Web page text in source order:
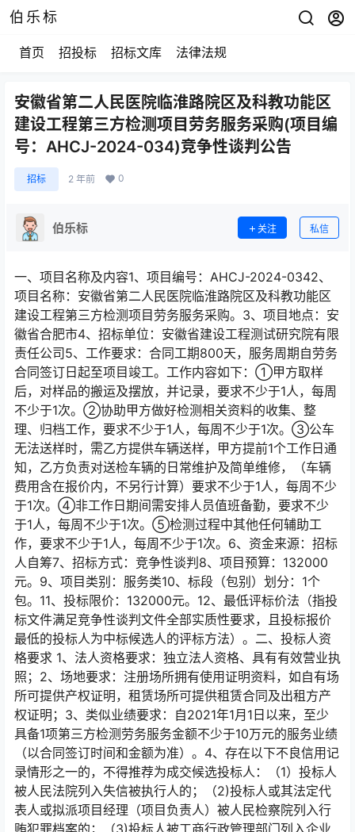
伯乐标
首页 招投标 招标文库 法律法规
安徽省第二人民医院临淮路院区及科教功能区
建设工程第三方检测项目劳务服务采购(项目编
号：AHCJ-2024-034)竞争性谈判公告
招标 2 年前 0
伯乐标 关注 私信
一、项目名称及内容1、项目编号：AHCJ-2024-0342、
项目名称：安徽省第二人民医院临淮路院区及科教功能区
建设工程第三方检测项目劳务服务采购。3、项目地点：安
徽省合肥市4、招标单位：安徽省建设工程测试研究院有限
责任公司5、工作要求：合同工期800天，服务周期自劳务
合同签订日起至项目竣工。工作内容如下：①甲方取样
后，对样品的搬运及摆放，并记录，要求不少于1人，每周
不少于1次。②协助甲方做好检测相关资料的收集、整
理、归档工作，要求不少于1人，每周不少于1次。③公车
无法送样时，需乙方提供车辆送样，甲方提前1个工作日通
知，乙方负责对送检车辆的日常维护及简单维修，（车辆
费用含在报价内，不另行计算）要求不少于1人，每周不少
于1次。④非工作日期间需安排人员值班备勤，要求不少
于1人，每周不少于1次。⑤检测过程中其他任何辅助工
作，要求不少于1人，每周不少于1次。6、资金来源：招标
人自筹7、招标方式：竞争性谈判8、项目预算：132000
元。9、项目类别：服务类10、标段（包别）划分：1个
包。11、投标限价：132000元。12、最低评标价法（指投
标文件满足竞争性谈判文件全部实质性要求，且投标报价
最低的投标人为中标候选人的评标方法）。二、投标人资
格要求 1、法人资格要求：独立法人资格、具有有效营业执
照；2、场地要求：注册场所拥有使用证明资料，如自有场
所可提供产权证明，租赁场所可提供租赁合同及出租方产
权证明；3、类似业绩要求：自2021年1月1日以来，至少
具备1项第三方检测劳务服务金额不少于10万元的服务业绩
（以合同签订时间和金额为准）。4、存在以下不良信用记
录情形之一的，不得推荐为成交候选投标人：（1）投标人
被人民法院列入失信被执行人的；（2)投标人或其法定代
表人或拟派项目经理（项目负责人）被人民检察院列入行
贿犯罪档案的；（3)投标人被工商行政管理部门列入企业